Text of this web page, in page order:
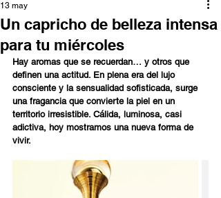
Un capricho de belleza intensa
para tu miércoles
13 may
Hay aromas que se recuerdan… y otros que
definen una actitud. En plena era del lujo
consciente y la sensualidad sofisticada, surge
una fragancia que convierte la piel en un
territorio irresistible. Cálida, luminosa, casi
adictiva, hoy mostramos una nueva forma de
vivir.